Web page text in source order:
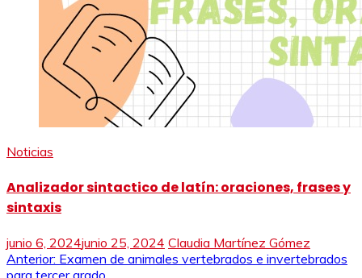
Noticias
Analizador sintactico de latín: oraciones, frases y
sintaxis
junio 6, 2024junio 25, 2024 Claudia Martínez Gómez
Navegación
Anterior: Examen de animales vertebrados e invertebrados
para tercer grado